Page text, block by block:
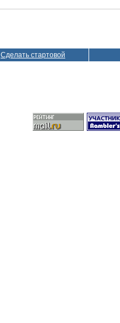
Сделать стартовой